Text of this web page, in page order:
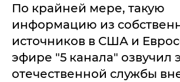
По крайней мере, такую
информацию из
источников в США и
эфире "5 канала" озвучил
отечественной службы